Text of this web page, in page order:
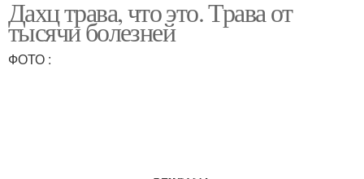
Армянская зелень
Дахц трава, что это. Трава от
тысячи болезней
ФОТО :